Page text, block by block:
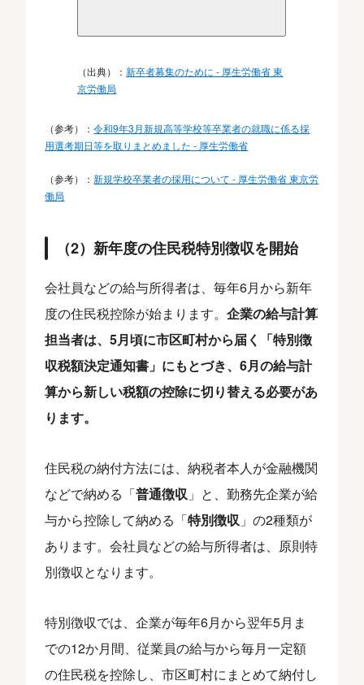
（出典）：新卒者募集のために - 厚生労働省 東
京労働局
（参考）：令和9年3月新規高等学校等卒業者の就職に係る採
用選考期日等を取りまとめました - 厚生労働省
（参考）：新規学校卒業者の採用について - 厚生労働省 東京労
働局
（2）新年度の住民税特別徴収を開始
会社員などの給与所得者は、毎年6月から新年
度の住民税控除が始まります。企業の給与計算
担当者は、5月頃に市区町村から届く「特別徴
収税額決定通知書」にもとづき、6月の給与計
算から新しい税額の控除に切り替える必要があ
ります。
住民税の納付方法には、納税者本人が金融機関
などで納める「普通徴収 」と、勤務先企業が給
与から控除して納める「特別徴収 」の2種類が
あります。会社員などの給与所得者は、原則特
別徴収となります。
特別徴収では、企業が毎年6月から翌年5月ま
での12か月間、従業員の給与から毎月一定額
の住民税を控除し、市区町村にまとめて納付し